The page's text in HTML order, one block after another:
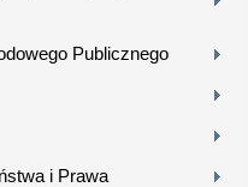
Publicznego
i Prawa